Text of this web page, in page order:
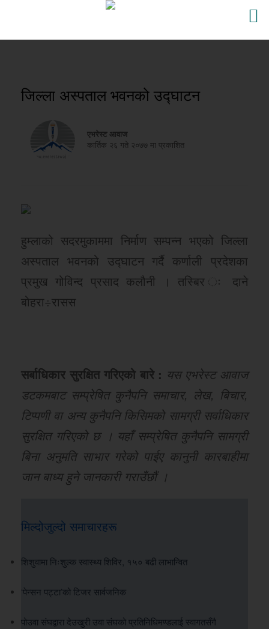
जिल्ला अस्पताल भवनको उद्घाटन
एभरेस्ट आवाज
कार्तिक २६ गते २०७७ मा प्रकाशित
हुम्लाको सदरमुकाममा निर्माण सम्पन्न भएको जिल्ला
अस्पताल भवनको उद्घाटन गर्दै कर्णाली प्रदेशका
प्रमुख गोविन्द प्रसाद कलौनी । तस्बिर ः दाने
बोहरा÷रासस
सर्बाधिकार सुरक्षित गरिएको बारे : यस एभरेस्ट आवाज
डटकमबाट सम्प्रेषित कुनैपनि समाचार, लेख, बिचार,
टिप्पणी वा अन्य कुनैपनि किसिमको सामग्री सर्वाधिकार
सुरक्षित गरिएको छ । यहाँ सम्प्रेषित कुनैपनि सामग्री
बिना अनुमति साभार गरेको पाईए कानुनी कारबाहीमा
जान बाध्य हुने जानकारी गराउँछौं ।
मिल्दोजुल्दो समाचारहरू
शिशुवामा निःशुल्क स्वास्थ्य शिविर, १५० बढी लाभान्वित
‘पेन्सन पट्टा’को टिजर सार्वजनिक
पोउवा संघद्वारा देउखुरी उवा संघको प्रतिनिधिमण्डलाई स्वागतसँगै